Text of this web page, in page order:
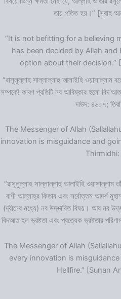
তায় পতিত হয়।” [সূরাহ
“It is not befitting for a believing
has been decided by Allah
option about their decision.”
“রাসূলুল্লাহ সাল্লাল্লাহু আলাইহি ওয়াসাল্লাম
সম্পর্কে! কারণ প্রতিটি নব আবিষ্কার হলো
দাউদ: ৪৬০৭;
The Messenger of Allah
innovation is misguidance and
Thirmidhi:
“রাসূলুল্লাহ সাল্লাল্লাহু আলাইহি ওয়াসাল্লাম
বাণী আল্লাহ্‌র কিতাব এবং সর্বোত্তম আদর্শ
(দ্বীনের মধ্যে) নব উদ্ভাবিত বিষয়। আর নব
বিদআত হল ভ্রষ্টতা এবং প্রত্যেক ভ্রষ্টতার
The Messenger of Allah
every innovation is
Hellfire.” [Sunan